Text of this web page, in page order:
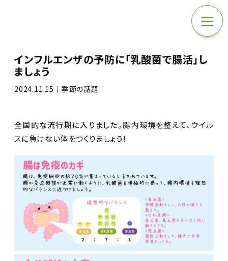
インフルエンザの予防に｢乳酸菌で腸活｣し
ましょう
2024.11.15｜季節の話題
全国的な流行期に入りました。腸内環境を整えて、ウイル
スに負けない体をつくりましょう！